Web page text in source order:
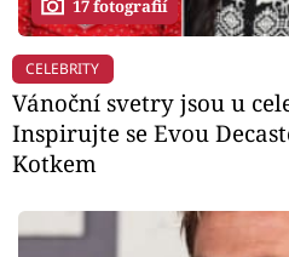
17 fotografií
CELEBRITY
Vánoční svetry jsou u
Inspirujte se Evou
Kotkem